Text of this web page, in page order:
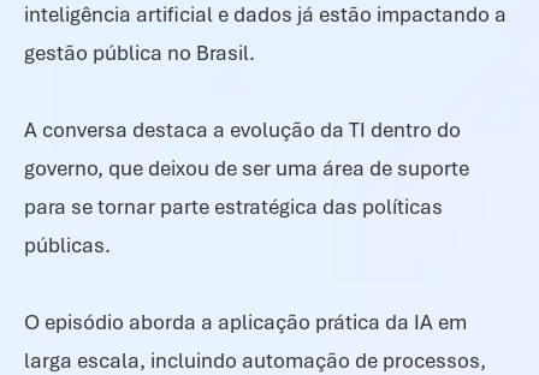
inteligência artificial e dados já estão impactando a
gestão pública no Brasil.
A conversa destaca a evolução da TI dentro do
governo, que deixou de ser uma área de suporte
para se tornar parte estratégica das políticas
públicas.
O episódio aborda a aplicação prática da IA em
larga escala, incluindo automação de processos,